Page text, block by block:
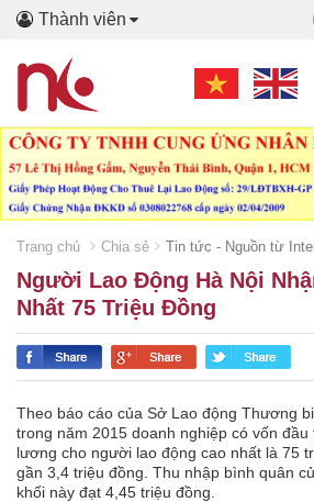
Thành viên
Trang chủ Chia sẻ Tin tức - Nguồn từ
Người Lao Động Hà Nội
Nhất 75 Triệu Đồng
Theo báo cáo của Sở Lao động Thương
trong năm 2015 doanh nghiệp có vốn
lương cho người lao động cao nhất là 75
gần 3,4 triệu đồng. Thu nhập bình quân
khối này đạt 4,45 triệu đồng.